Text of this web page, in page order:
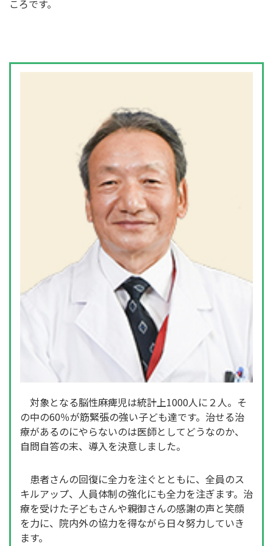
ころです。
対象となる脳性麻痺児は統計上1000人に２人。そ
の中の60％が筋緊張の強い子ども達です。治せる治
療があるのにやらないのは医師としてどうなのか、
自問自答の末、導入を決意しました。
患者さんの回復に全力を注ぐとともに、全員のス
キルアップ、人員体制の強化にも全力を注ぎます。治
療を受けた子どもさんや親御さんの感謝の声と笑顔
を力に、院内外の協力を得ながら日々努力していき
ます。